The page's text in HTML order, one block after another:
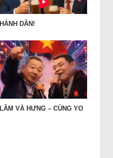
HÀNH DÂN!
LÂM VÀ HƯNG – CÙNG YO